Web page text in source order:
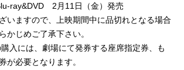
ray&DVD 2月11日（金）発売
いますので、上映期間中に品切れとなる場合
かじめご了承下さい。
入には、劇場にて発券する座席指定券、も
が必要となります。